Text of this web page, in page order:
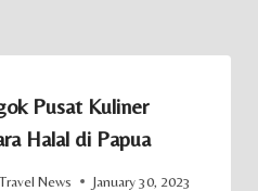
Pusat Kuliner
Halal di Papua
News January 30, 2023